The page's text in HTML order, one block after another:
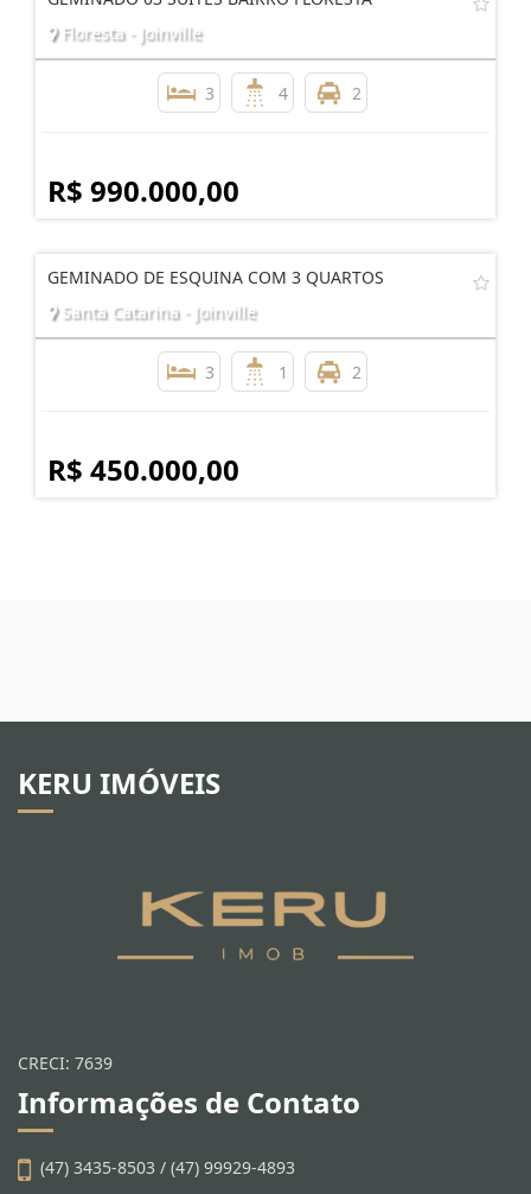
Floresta - Joinville
3 4 2
R$ 990.000,00
GEMINADO DE ESQUINA COM 3 QUARTOS
Santa Catarina - Joinville
3 1 2
R$ 450.000,00
KERU IMÓVEIS
CRECI: 7639
Informações de Contato
(47) 3435-8503 / (47) 99929-4893